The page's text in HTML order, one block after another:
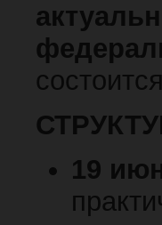
19